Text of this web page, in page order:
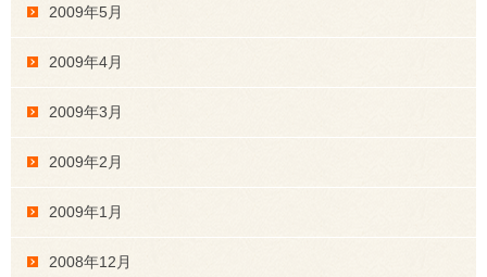
2009年5月
2009年4月
2009年3月
2009年2月
2009年1月
2008年12月